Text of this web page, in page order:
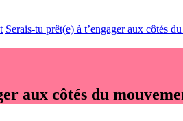
Serais-tu prêt(e) à t’engager aux côtés
aux côtés du